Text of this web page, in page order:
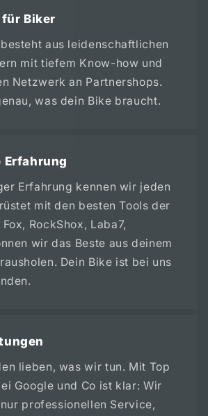
Biker
aus leidenschaftlichen
mit tiefem Know-how und
Netzwerk an Partnershops.
was dein Bike braucht.
Erfahrung
Erfahrung kennen wir jeden
mit den besten Tools der
RockShox, Laba7,
wir das Beste aus deinem
Dein Bike ist bei uns
lieben, was wir tun. Mit Top
Google und Co ist klar: Wir
professionellen Service,